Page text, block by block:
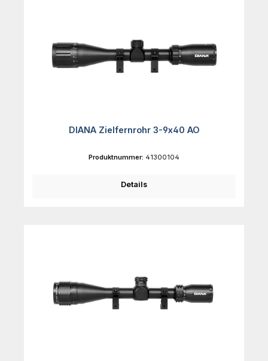
DIANA Zielfernrohr 3-9x40 AO
Produktnummer: 41300104
Details